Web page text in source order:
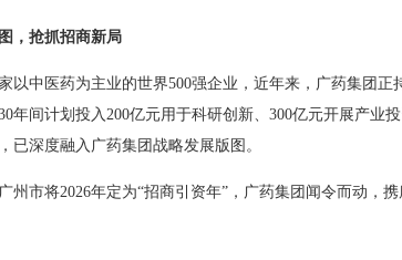
，抢抓招商新局
以中医药为主业的世界500强企业，近年来，广药集团正
年间计划投入200亿元用于科研创新、300亿元开展产业
已深度融入广药集团战略发展版图。
州市将2026年定为“招商引资年”，广药集团闻令而动，